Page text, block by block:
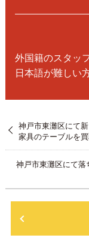
外国籍のスタッ
日本語が難しい
神戸市東灘区にて
家具のテーブルを
神戸市東灘区にて落